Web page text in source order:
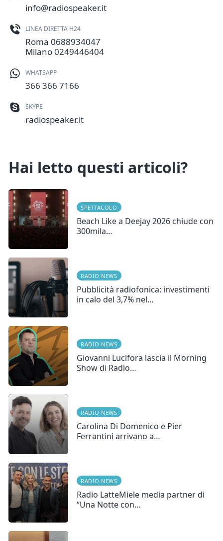
info@radiospeaker.it
LINEA DIRETTA H24
Roma 0688934047
Milano0249446404
WHATSAPP
366 366 7166
SKYPE
radiospeaker.it
Hai letto questi articoli?
SPETTACOLO
Beach Like a Deejay 2026 chiude con
300mila…
RADIO NEWS
Pubblicità radiofonica: investimenti
in calo del 3,7% nel…
RADIO NEWS
Giovanni Lucifora lascia il Morning
Show di Radio…
RADIO NEWS
Carolina Di Domenico e Pier
Ferrantini arrivano a…
RADIO NEWS
Radio LatteMiele media partner di
“Una Notte con…